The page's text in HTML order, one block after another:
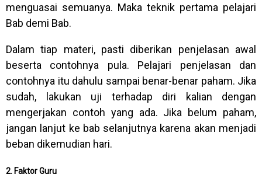
menguasai semuanya. Maka teknik pertama pelajari
Bab demi Bab.
Dalam tiap materi, pasti diberikan penjelasan awal
beserta contohnya pula. Pelajari penjelasan dan
contohnya itu dahulu sampai benar-benar paham. Jika
sudah, lakukan uji terhadap diri kalian dengan
mengerjakan contoh yang ada. Jika belum paham,
jangan lanjut ke bab selanjutnya karena akan menjadi
beban dikemudian hari.
2. Faktor Guru